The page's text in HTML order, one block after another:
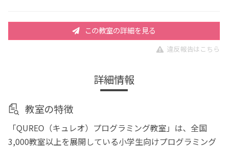
この教室の詳細を見る
違反報告はこちら
詳細情報
教室の特徴
「QUREO（キュレオ）プログラミング教室」は、全国
3,000教室以上を展開している小学生向けプログラミング